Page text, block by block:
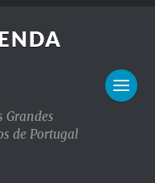
Grandes
de Portugal